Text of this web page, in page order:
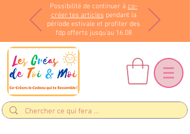
Possibilité de continuer à co-
créer tes articles pendant la
période estivale et profiter des
fdp offerts jusqu'au 16.08